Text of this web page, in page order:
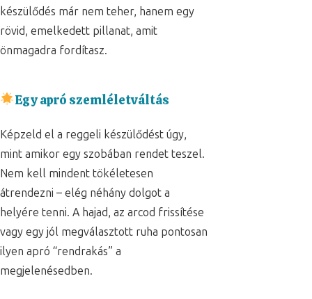
készülődés már nem teher, hanem egy
rövid, emelkedett pillanat, amit
önmagadra fordítasz.
Egy apró szemléletváltás
Képzeld el a reggeli készülődést úgy,
mint amikor egy szobában rendet teszel.
Nem kell mindent tökéletesen
átrendezni – elég néhány dolgot a
helyére tenni. A hajad, az arcod frissítése
vagy egy jól megválasztott ruha pontosan
ilyen apró “rendrakás” a
megjelenésedben.